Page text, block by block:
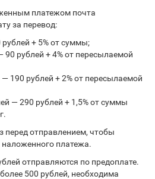
платежом почта
за перевод:
+ 5% от суммы;
рублей + 4% от пересылаемой
190 рублей + 2% от пересылаемой
— 290 рублей + 1,5% от суммы
перед отправлением, чтобы
платежа.
отправляются по предоплате.
500 рублей, необходима